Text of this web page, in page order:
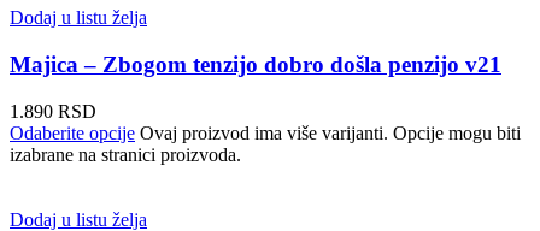
Dodaj u listu želja
Majica – Zbogom tenzijo dobro došla penzijo v21
1.890 RSD
Odaberite opcije Ovaj proizvod ima više varijanti. Opcije mogu biti
izabrane na stranici proizvoda.
Dodaj u listu želja